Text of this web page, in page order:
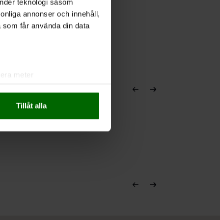
teknologi såsom
annonser och innehåll,
får använda din data
meter
kombinera informationen
Tillåt alla